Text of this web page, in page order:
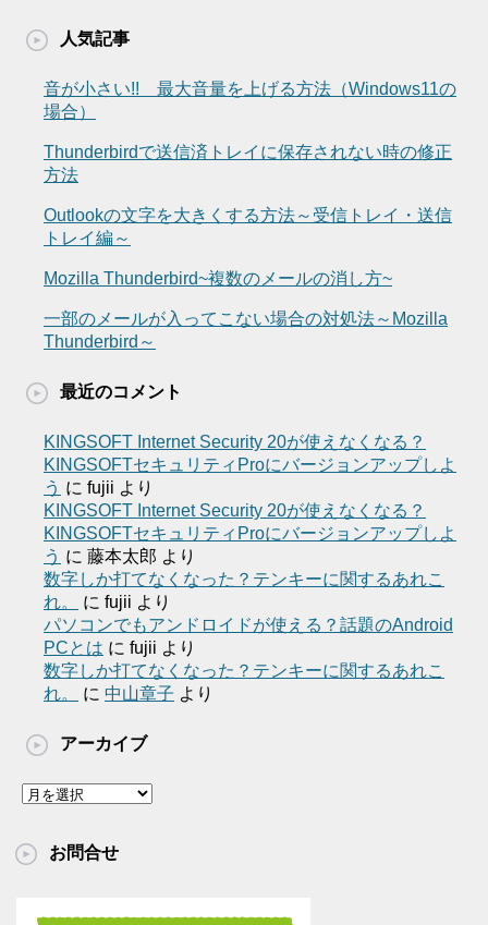
人気記事
音が小さい!! 最大音量を上げる方法（Windows11の
場合）
Thunderbirdで送信済トレイに保存されない時の修正
方法
Outlookの文字を大きくする方法～受信トレイ・送信
トレイ編～
Mozilla Thunderbird~複数のメールの消し方~
一部のメールが入ってこない場合の対処法～Mozilla
Thunderbird～
最近のコメント
KINGSOFT Internet Security 20が使えなくなる？
KINGSOFTセキュリティProにバージョンアップしよ
う に fujii より
KINGSOFT Internet Security 20が使えなくなる？
KINGSOFTセキュリティProにバージョンアップしよ
う に 藤本太郎 より
数字しか打てなくなった？テンキーに関するあれこ
れ。
に fujii より
パソコンでもアンドロイドが使える？話題のAndroid
PCとは に fujii より
数字しか打てなくなった？テンキーに関するあれこ
れ。
に 中山章子 より
アーカイブ
ア
イ
お問合せ